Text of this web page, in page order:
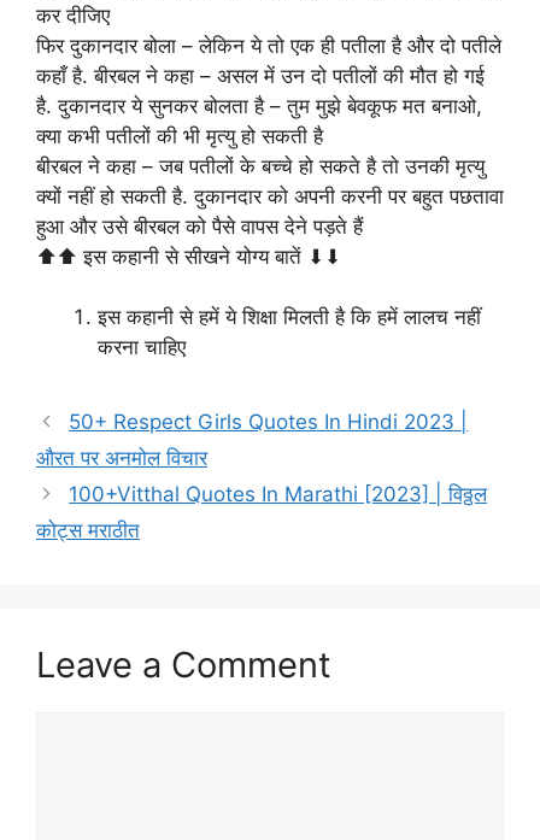
कर दीजिए
फिर दुकानदार बोला – लेकिन ये तो एक ही पतीला है और दो पतीले
कहाँ है. बीरबल ने कहा – असल में उन दो पतीलों की मौत हो गई
है. दुकानदार ये सुनकर बोलता है – तुम मुझे बेवकूफ मत बनाओ,
क्या कभी पतीलों की भी मृत्यु हो सकती है
बीरबल ने कहा – जब पतीलों के बच्चे हो सकते है तो उनकी मृत्यु
क्यों नहीं हो सकती है. दुकानदार को अपनी करनी पर बहुत पछतावा
हुआ और उसे बीरबल को पैसे वापस देने पड़ते हैं
⬆⬆ इस कहानी से सीखने योग्य बातें ⬇⬇
इस कहानी से हमें ये शिक्षा मिलती है कि हमें लालच नहीं
करना चाहिए
50+ Respect Girls Quotes In Hindi 2023 |
औरत पर अनमोल विचार
100+Vitthal Quotes In Marathi [2023] | विठ्ठल
कोट्स मराठीत
Leave a Comment